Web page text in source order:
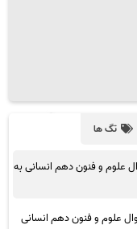
تگ ها
علوم و فنون دهم انسانی به
علوم و فنون دهم انسانی